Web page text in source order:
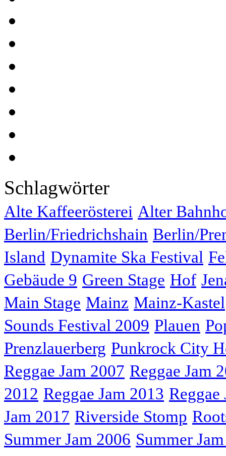
Schlagwörter
Alte Kaffeerösterei Alter
Berlin/Friedrichshain Berlin/
Island Dynamite Ska Festival
Gebäude 9 Green Stage Hof
Main Stage Mainz Mainz-Kastel
Sounds Festival 2009 Plauen
Prenzlauerberg Punkrock City
Reggae Jam 2007 Reggae Jam
2012 Reggae Jam 2013 Reggae
Jam 2017 Riverside Stomp
Summer Jam 2006 Summer